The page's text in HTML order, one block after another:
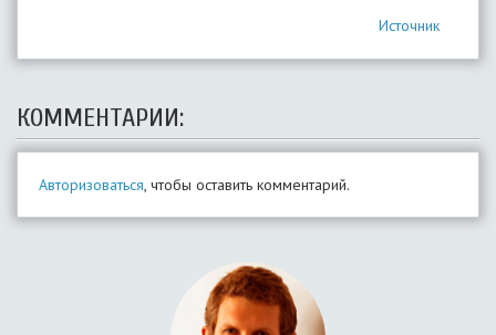
Источник
КОММЕНТАРИИ:
Авторизоваться, чтобы оставить комментарий.